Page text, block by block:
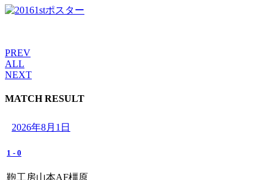
PREV
ALL
NEXT
MATCH RESULT
2026年8月1日
1 - 0
鞄工房山本AF橿原